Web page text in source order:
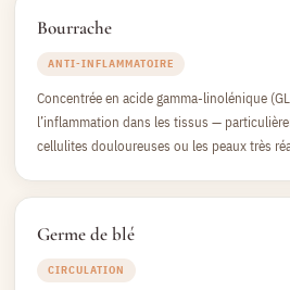
Bourrache
ANTI-INFLAMMATOIRE
Concentrée en acide gamma-linolénique
l’inflammation dans les tissus —
cellulites douloureuses ou les peaux très
Germe de blé
CIRCULATION